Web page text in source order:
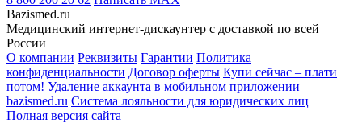
Bazismed.ru
Медицинский интернет-дискаунтер с доставкой по всей
России
О компании Реквизиты Гарантии Политика
конфиденциальности Договор оферты Купи сейчас – плати
потом! Удаление аккаунта в мобильном приложении
bazismed.ru Система лояльности для юридических лиц
Полная версия сайта